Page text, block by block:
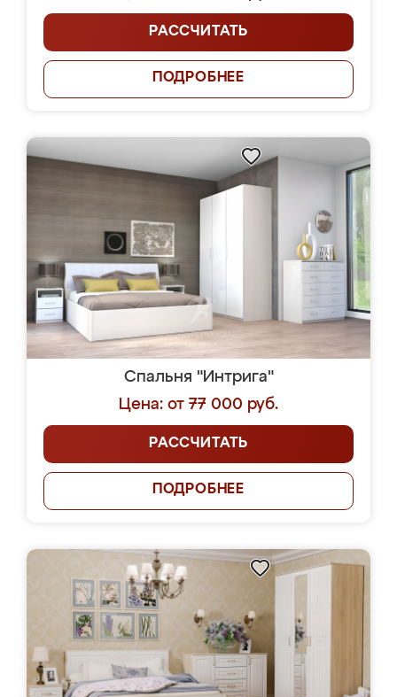
РАССЧИТАТЬ
ПОДРОБНЕЕ
Спальня "Интрига"
Цена: от 77 000 руб.
РАССЧИТАТЬ
ПОДРОБНЕЕ